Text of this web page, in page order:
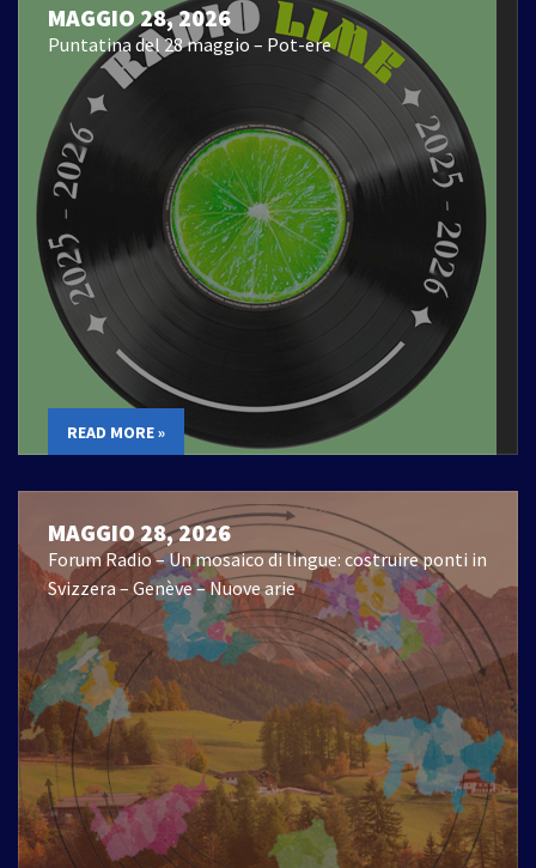
MAGGIO 28, 2026
Puntatina del 28 maggio – Pot-ere
READ MORE »
MAGGIO 28, 2026
Forum Radio – Un mosaico di lingue: costruire ponti in
Svizzera – Genève – Nuove arie